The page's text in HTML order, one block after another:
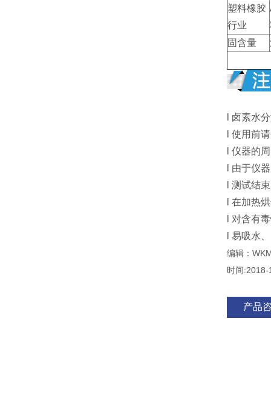
塑料橡胶
行业
固含量
l 卤素水
l 使用前
l 仪器的
l 由于仪
l 测试结
l 在加热
l 对含有
l 易吸水
编辑：
时间:2018-
产品